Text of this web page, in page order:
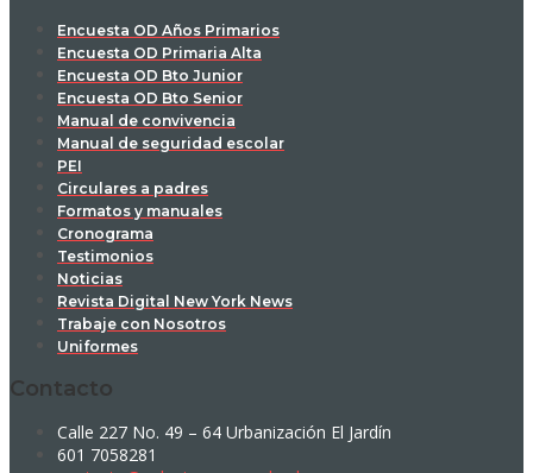
Encuesta OD Años Primarios
Encuesta OD Primaria Alta
Encuesta OD Bto Junior
Encuesta OD Bto Senior
Manual de convivencia
Manual de seguridad escolar
PEI
Circulares a padres
Formatos y manuales
Cronograma
Testimonios
Noticias
Revista Digital New York News
Trabaje con Nosotros
Uniformes
Contacto
Calle 227 No. 49 – 64 Urbanización El Jardín
601 7058281